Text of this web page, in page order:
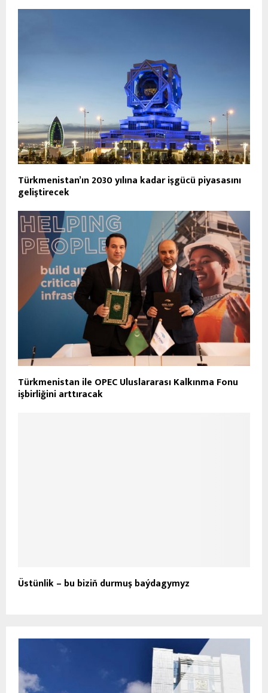
Türkmenistan’ın 2030 yılına kadar işgücü piyasasını
geliştirecek
Türkmenistan ile OPEC Uluslararası Kalkınma Fonu
işbirliğini arttıracak
Üstünlik – bu biziň durmuş baýdagymyz